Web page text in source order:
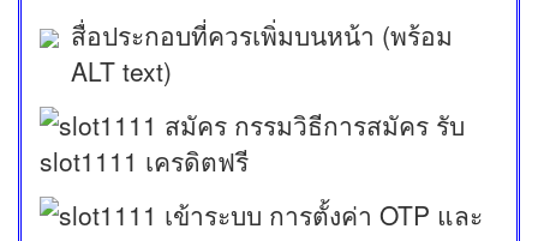
สื่อประกอบที่ควรเพิ่มบนหน้า (พร้อม
ALT text)